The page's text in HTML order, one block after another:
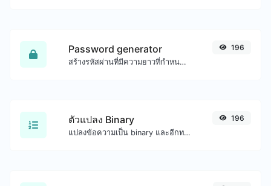
Password generator
สร้างรหัสผ่านที่มีความยาวที่กำหนดเองและการตั้งค่าที่กำหนดเอง
196
ตัวแปลง Binary
แปลงข้อความเป็น binary และอีกทางหนึ่งสำหรับอินพุตสตริงใดๆ
196